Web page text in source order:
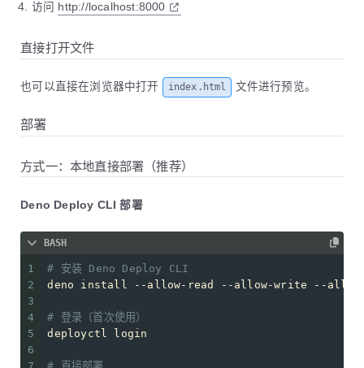
访问 http://localhost:8000
直接打开文件
也可以直接在浏览器中打开 index.html 文件进行预览。
部署
方式一：本地直接部署（推荐）
Deno Deploy CLI 部署
BASH
1
2
3
4
5
6
# 安装 Deno Deploy CLI
deno install --allow-read --allow-write --
# 登录（首次使用）
deployctl login